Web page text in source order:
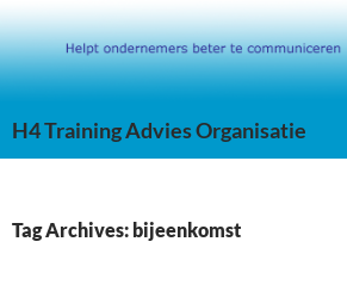
Skip
to
content
H4 Training Advies Organisatie
Tag Archives: bijeenkomst